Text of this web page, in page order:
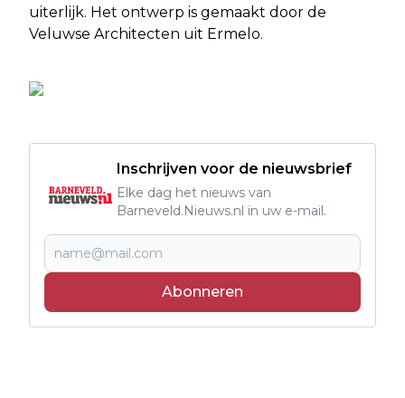
uiterlijk. Het ontwerp is gemaakt door de
Veluwse Architecten uit Ermelo.
Inschrijven voor de nieuwsbrief
Elke dag het nieuws van
Barneveld.Nieuws.nl in uw e-mail.
Abonneren